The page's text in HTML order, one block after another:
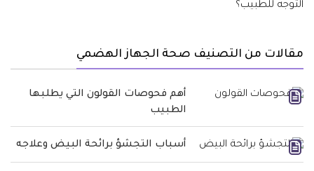
مقالات من التصنيف صحة الجهاز الهضمي
أهم فحوصات القولون التي يطلبها
الطبيب
أسباب التجشؤ برائحة البيض وعلاجه